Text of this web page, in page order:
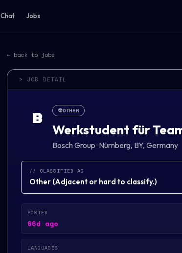
Chat Jobs
← back to jobs
> JOB DETAIL
B 👽OTHER
Werkstudent für
Bosch Group· Nürnberg, BY, Germany
// CLASSIFIED AS
Other (Adjacent or hard to classify.)
POSTED
66d ago
LANGUAGES